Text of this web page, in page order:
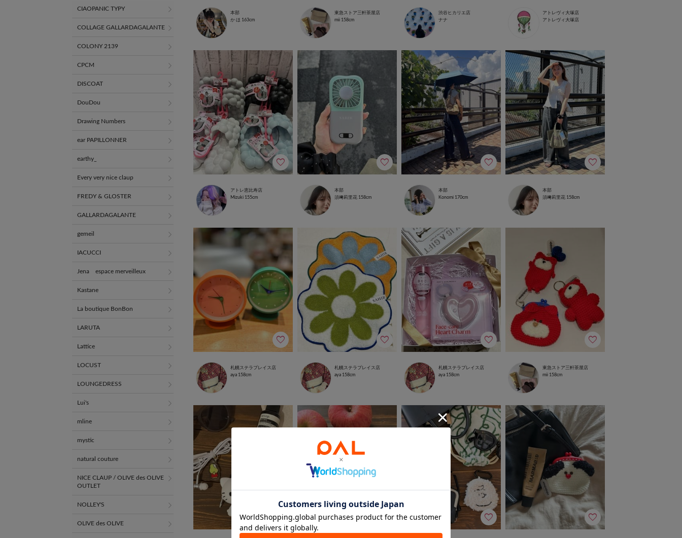
本部
か ほ 163cm
東急ストア三軒茶屋店
mii 158cm
渋谷ヒカリエ店
ナナ
アトレヴィ大塚店
アトレヴィ大塚店
アトレ恵比寿店
Mizuki 155cm
本部
須﨑莉里花 158cm
本部
Konomi 170cm
本部
須﨑莉里花 158cm
札幌ステラプレイス店
aya 158cm
札幌ステラプレイス店
aya 158cm
札幌ステラプレイス店
aya 158cm
東急ストア三軒茶屋店
mii 158cm
CIAOPANIC TYPY
COLLAGE GALLARDAGALANTE
COLONY 2139
CPCM
DISCOAT
DouDou
Drawing Numbers
ear PAPILLONNER
earthy_
Every very nice claup
FREDY & GLOSTER
GALLARDAGALANTE
gemeil
IACUCCI
Jena espace merveilleux
Kastane
La boutique BonBon
LARUTA
Lattice
LOCUST
LOUNGEDRESS
Lui's
mline
mystic
natural couture
NICE CLAUP / OLIVE des OLIVE
OUTLET
NOLLEY'S
OLIVE des OLIVE